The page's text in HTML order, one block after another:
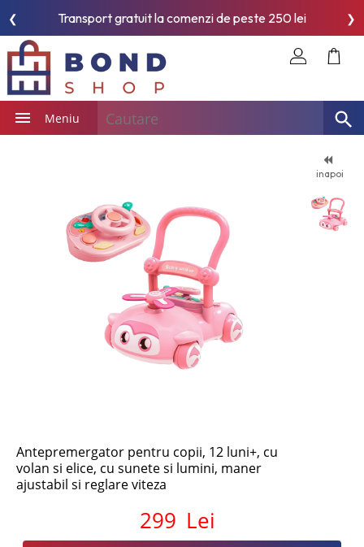
Transport gratuit la comenzi de peste 250 lei
❮ ❯
Meniu
inapoi
Antepremergator pentru copii, 12 luni+, cu
volan si elice, cu sunete si lumini, maner
ajustabil si reglare viteza
299 Lei